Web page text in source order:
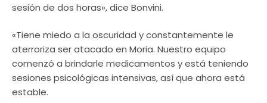
sesión de dos horas», dice Bonvini.
«Tiene miedo a la oscuridad y constantemente le
aterroriza ser atacado en Moria. Nuestro equipo
comenzó a brindarle medicamentos y está teniendo
sesiones psicológicas intensivas, así que ahora está
estable.